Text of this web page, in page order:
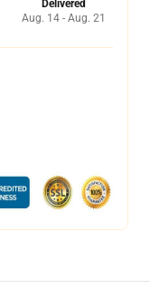
Delivered
Aug. 14 - Aug. 21